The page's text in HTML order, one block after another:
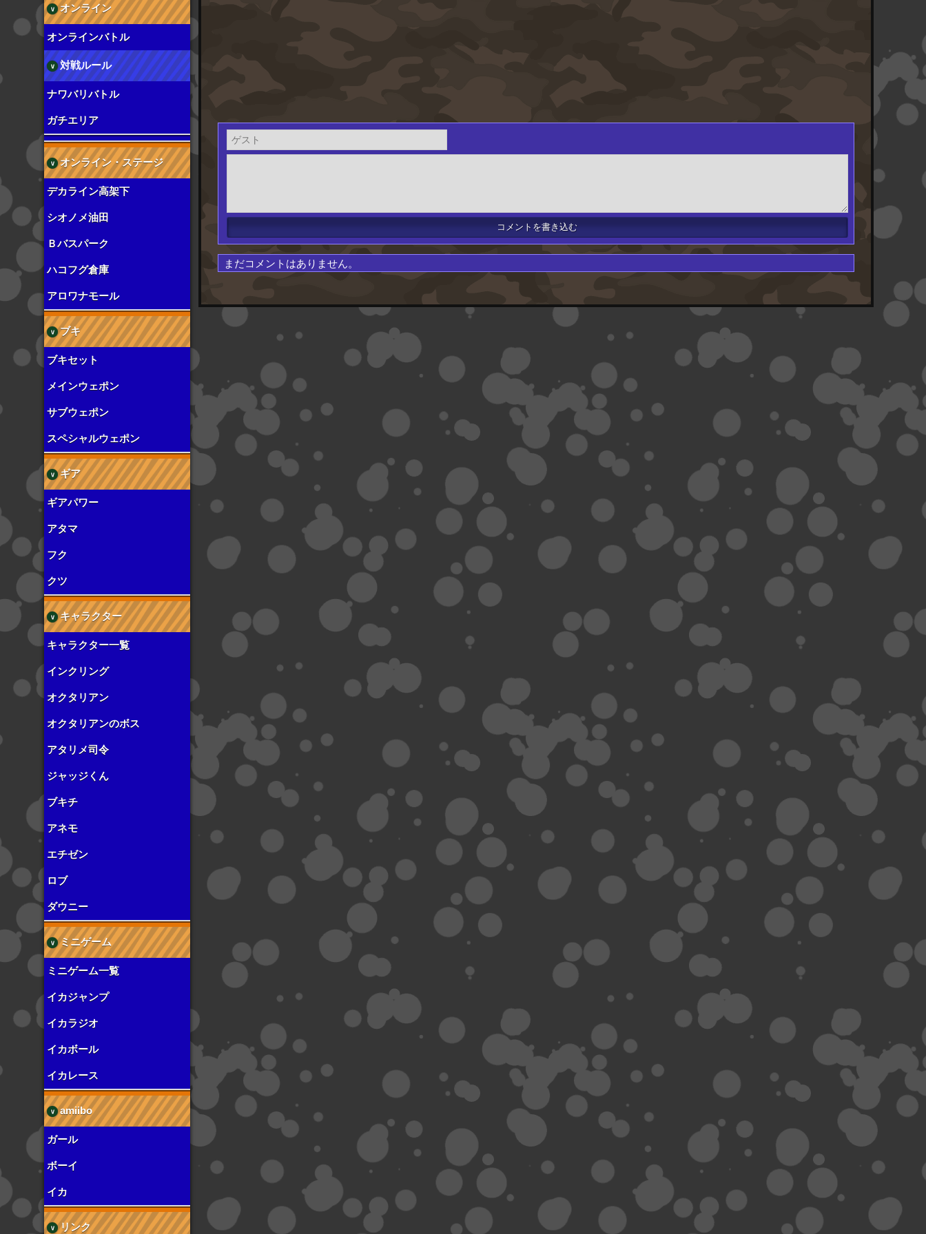
まだコメントはありません。
オンライン
オンラインバトル
対戦ルール
ナワバリバトル
ガチエリア
オンライン・ステージ
デカライン高架下
シオノメ油田
Ｂバスパーク
ハコフグ倉庫
アロワナモール
ブキ
ブキセット
メインウェポン
サブウェポン
スペシャルウェポン
ギア
ギアパワー
アタマ
フク
クツ
キャラクター
キャラクター一覧
インクリング
オクタリアン
オクタリアンのボス
アタリメ司令
ジャッジくん
ブキチ
アネモ
エチゼン
ロブ
ダウニー
ミニゲーム
ミニゲーム一覧
イカジャンプ
イカラジオ
イカボール
イカレース
amiibo
ガール
ボーイ
イカ
リンク